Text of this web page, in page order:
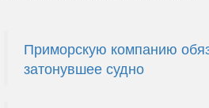
Приморскую компанию
затонувшее судно